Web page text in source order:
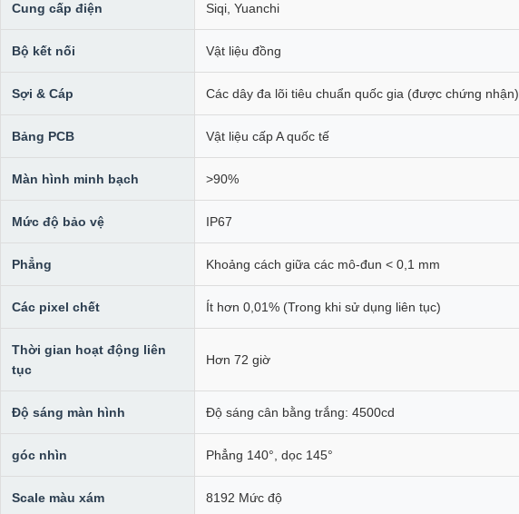
Cung cấp điện Siqi, Yuanchi
Bộ kết nối Vật liệu đồng
Sợi & Cáp Các dây đa lõi tiêu chuẩn quốc gia (được chứng nhận)
Bảng PCB Vật liệu cấp A quốc tế
Màn hình minh bạch >90%
Mức độ bảo vệ IP67
Phẳng Khoảng cách giữa các mô-đun < 0,1 mm
Các pixel chết Ít hơn 0,01% (Trong khi sử dụng liên tục)
Thời gian hoạt động liên
tục
Hơn 72 giờ
Độ sáng màn hình Độ sáng cân bằng trắng: 4500cd
góc nhìn Phẳng 140°, dọc 145°
Scale màu xám 8192 Mức độ